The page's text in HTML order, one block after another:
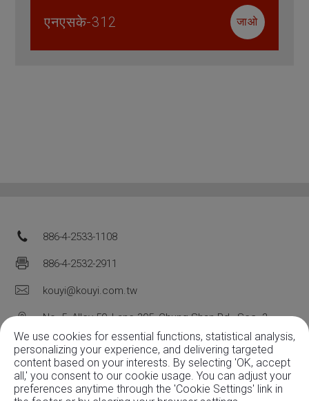
एनएसके-312 जाओ
886-4-2533-1108
886-4-2532-2911
kouyi@kouyi.com.tw
No. 5, Alley 50, Lane 305, Chung Shan Rd., Sec. 3,
Tanzi Dist., Taichung City, 427 Taiwan, R.O.C.
We use cookies for essential functions, statistical analysis,
personalizing your experience, and delivering targeted
content based on your interests. By selecting 'OK, accept
all,' you consent to our cookie usage. You can adjust your
preferences anytime through the 'Cookie Settings' link in